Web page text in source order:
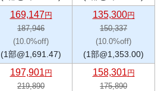
169,147円
187,946
(10.0%off)
(1部@1,691.47)
135,300円
150,337
(10.0%off)
(1部@1,353.00)
197,901円
219,890
158,301円
175,890